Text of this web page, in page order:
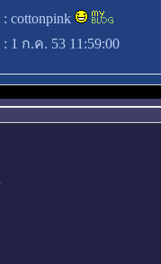
: cottonpink
: 1 ก.ค. 53 11:59:00